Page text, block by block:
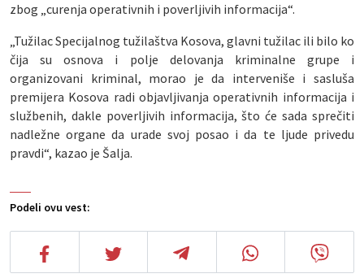
Podeli ovu vest:
zbog „curenja operativnih i poverljivih informacija“.
„Tužilac Specijalnog tužilaštva Kosova, glavni tužilac ili bilo ko
čija su osnova i polje delovanja kriminalne grupe i
organizovani kriminal, morao je da interveniše i sasluša
premijera Kosova radi objavljivanja operativnih informacija i
službenih, dakle poverljivih informacija, što će sada sprečiti
nadležne organe da urade svoj posao i da te ljude privedu
pravdi“, kazao je Šalja.